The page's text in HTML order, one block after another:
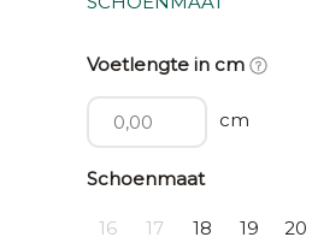
Voetlengte in cm
cm
Schoenmaat
16 17 18 19 20